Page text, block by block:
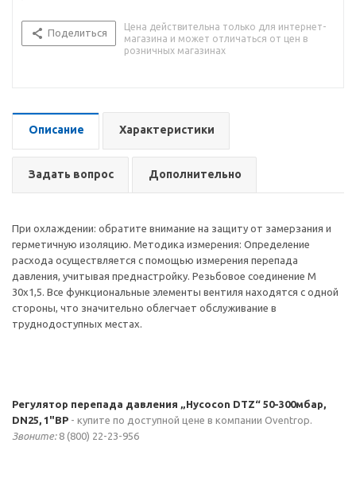
Поделиться
Цена действительна только для интернет-
магазина и может отличаться от цен в
розничных магазинах
Описание Характеристики
Задать вопрос Дополнительно
При охлаждении: обратите внимание на защиту от замерзания и
герметичную изоляцию. Методика измерения: Определение
расхода осуществляется с помощью измерения перепада
давления, учитывая преднастройку. Резьбовое соединение М
30х1,5. Все функциональные элементы вентиля находятся с одной
стороны, что значительно облегчает обслуживание в
труднодоступных местах.
Регулятор перепада давления „Hycocon DTZ“ 50-300мбар,
DN25, 1"ВР - купите по доступной цене в компании Oventrop.
Звоните:8 (800) 22-23-956